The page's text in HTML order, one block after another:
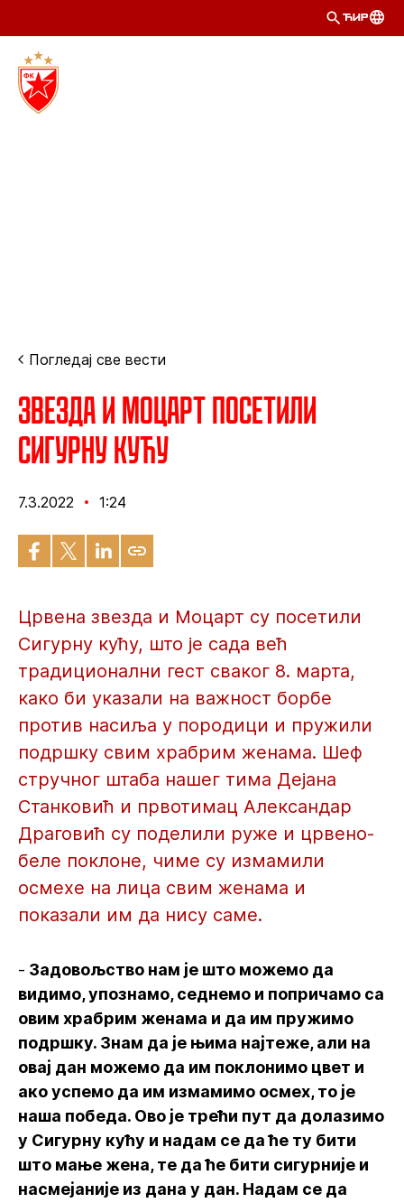
ЋИР
Погледај све вести
Звезда и Моцарт посетили
Сигурну кућу
7.3.2022 1:24
Црвена звезда и Моцарт су посетили
Сигурну кућу, што је сада већ
традиционални гест сваког 8. марта,
како би указали на важност борбе
против насиља у породици и пружили
подршку свим храбрим женама. Шеф
стручног штаба нашег тима Дејана
Станковић и првотимац Александар
Драговић су поделили руже и црвено-
беле поклоне, чиме су измамили
осмехе на лица свим женама и
показали им да нису саме.
- Задовољство нам је што можемо да
видимо, упознамо, седнемо и попричамо са
овим храбрим женама и да им пружимо
подршку. Знам да је њима најтеже, али на
овај дан можемо да им поклонимо цвет и
ако успемо да им измамимо осмех, то је
наша победа. Ово је трећи пут да долазимо
у Сигурну кућу и надам се да ће ту бити
што мање жена, те да ће бити сигурније и
насмејаније из дана у дан. Надам се да